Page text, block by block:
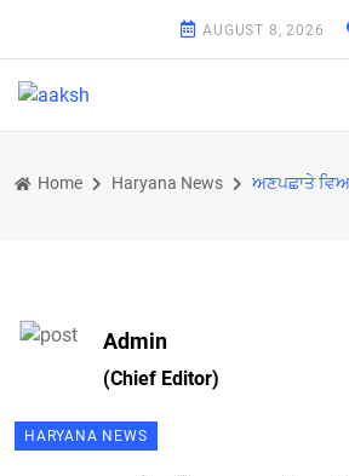
AUGUST 8, 2026
Home Haryana News
Admin
(Chief Editor)
HARYANA NEWS